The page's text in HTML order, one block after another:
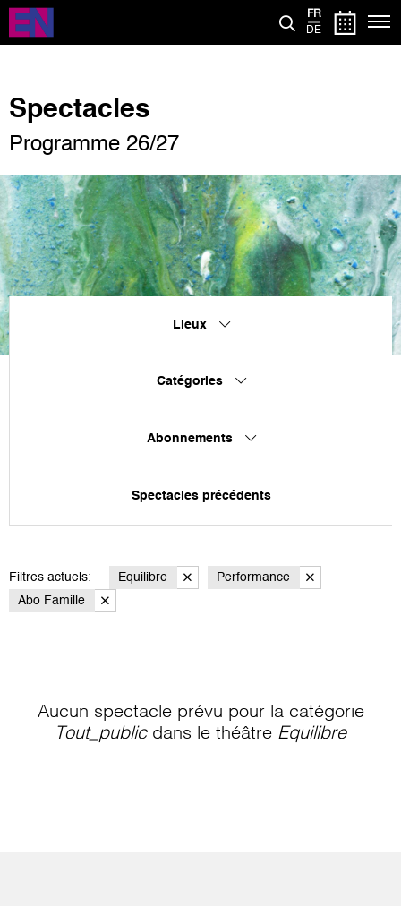
Aller
contenu
FR
DE
Spectacles
Programme 26/27
Lieux
Catégories
Abonnements
Spectacles précédents
Filtres actuels: Equilibre
Performance
Abo Famille
Aucun spectacle prévu pour la catégorie
Tout_publicdans le théâtre Equilibre